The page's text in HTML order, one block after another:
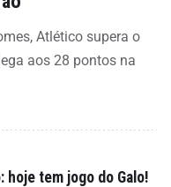
Atlético supera o
aos 28 pontos na
tem jogo do Galo!